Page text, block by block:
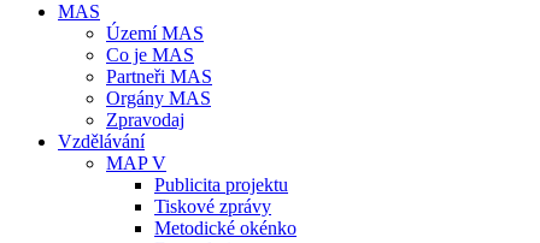
MAS
Území MAS
Co je MAS
Partneři MAS
Orgány MAS
Zpravodaj
Vzdělávání
MAP V
Publicita projektu
Tiskové zprávy
Metodické okénko